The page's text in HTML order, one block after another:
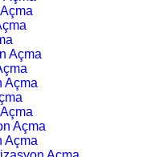
Açma
Açma
Açma
Açma